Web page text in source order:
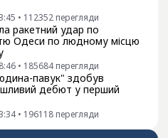
• 112352 перегляди
ракетний удар по
Одеси по людному місцю
• 185684 перегляди
павук" здобув
дебют у перший
• 196118 перегляди